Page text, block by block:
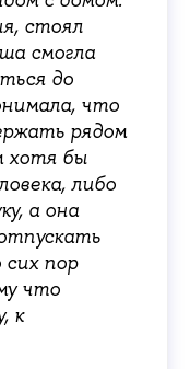
стоял
смогла
до
что
рядом
хотя бы
либо
а она
пор
что
к